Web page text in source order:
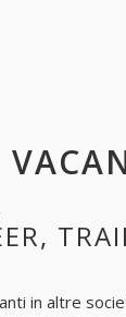
in altre